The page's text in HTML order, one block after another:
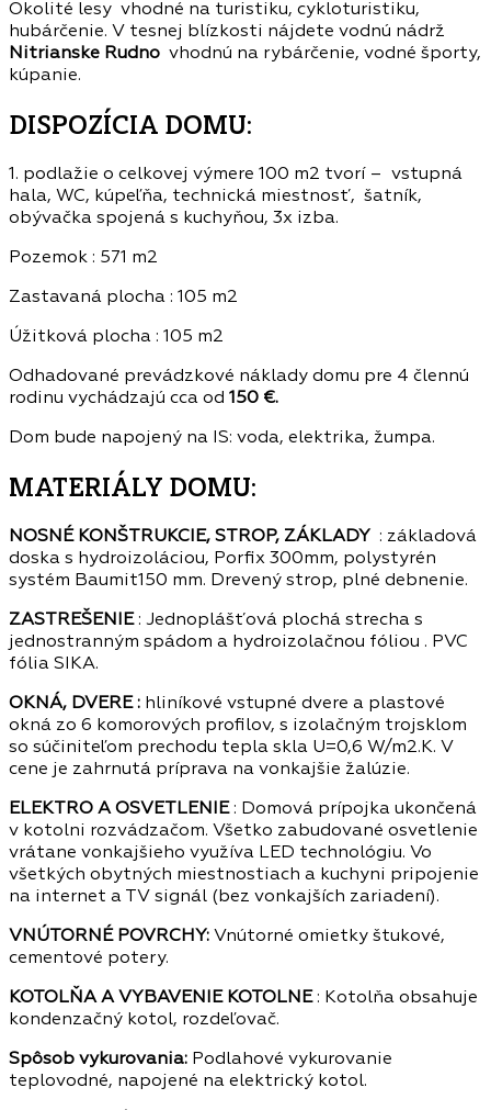
Okolité lesy vhodné na turistiku, cykloturistiku,
hubárčenie. V tesnej blízkosti nájdete vodnú nádrž
Nitrianske Rudno vhodnú na rybárčenie, vodné športy,
kúpanie.
DISPOZÍCIA DOMU:
1. podlažie o celkovej výmere 100 m2 tvorí – vstupná
hala, WC, kúpeľňa, technická miestnosť, šatník,
obývačka spojená s kuchyňou, 3x izba.
Pozemok : 571 m2
Zastavaná plocha : 105 m2
Úžitková plocha : 105 m2
Odhadované prevádzkové náklady domu pre 4 člennú
rodinu vychádzajú cca od 150 €.
Dom bude napojený na IS: voda, elektrika, žumpa.
MATERIÁLY DOMU:
NOSNÉ KONŠTRUKCIE, STROP, ZÁKLADY : základová
doska s hydroizoláciou, Porfix 300mm, polystyrén
systém Baumit150 mm. Drevený strop, plné debnenie.
ZASTREŠENIE: Jednoplášťová plochá strecha s
jednostranným spádom a hydroizolačnou fóliou . PVC
fólia SIKA.
OKNÁ, DVERE : hliníkové vstupné dvere a plastové
okná zo 6 komorových profilov, s izolačným trojsklom
so súčiniteľom prechodu tepla skla U=0,6 W/m2.K. V
cene je zahrnutá príprava na vonkajšie žalúzie.
ELEKTRO A OSVETLENIE: Domová prípojka ukončená
v kotolni rozvádzačom. Všetko zabudované osvetlenie
vrátane vonkajšieho využíva LED technológiu. Vo
všetkých obytných miestnostiach a kuchyni pripojenie
na internet a TV signál (bez vonkajších zariadení).
VNÚTORNÉ POVRCHY: Vnútorné omietky štukové,
cementové potery.
KOTOLŇA A VYBAVENIE KOTOLNE: Kotolňa obsahuje
kondenzačný kotol, rozdeľovač.
Spôsob vykurovania: Podlahové vykurovanie
teplovodné, napojené na elektrický kotol.